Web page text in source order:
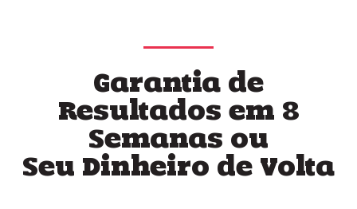
Garantia de
Resultados em 8
Semanas ou
Seu Dinheiro de Volta